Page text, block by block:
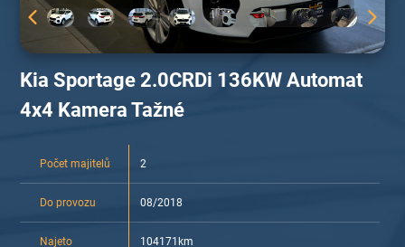
Kia Sportage 2.0CRDi 136KW Automat
4x4 Kamera Tažné
Počet majitelů 2
Do provozu 08/2018
Najeto 104171km